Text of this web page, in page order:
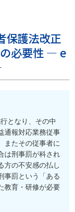
保護法改正
必要性 ― e
となり、その中
通報対応業務従事
またその従事者に
は刑事罰が科され
方の不安感の払し
事罰という「ある
教育・研修が必要